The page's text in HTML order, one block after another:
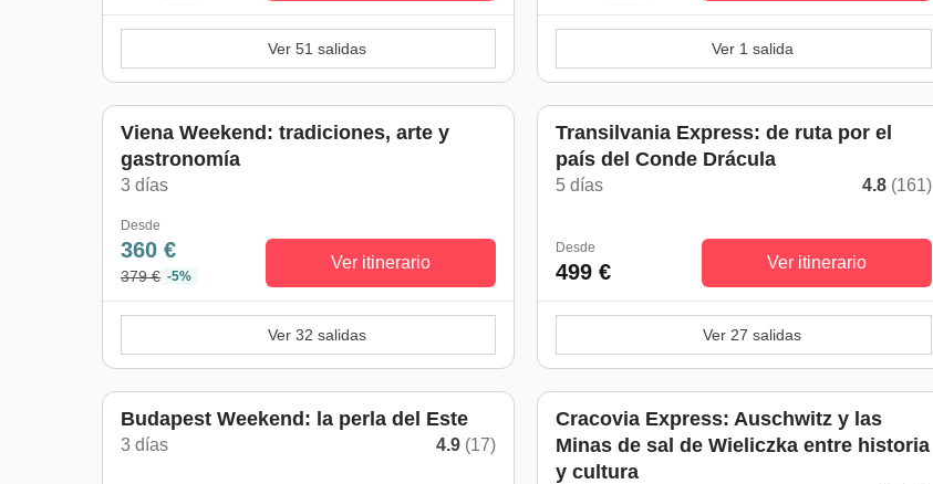
Ver 51 salidas Ver 1 salida
Viena Weekend: tradiciones, arte y
gastronomía
3 días
Desde
360 €
379 € -5%
Ver itinerario
Ver 32 salidas
Transilvania Express: de ruta por el
país del Conde Drácula
5 días 4.8 (161)
Desde
499 € Ver itinerario
Ver 27 salidas
Budapest Weekend: la perla del Este
3 días 4.9 (17)
Cracovia Express: Auschwitz y las
Minas de sal de Wieliczka entre historia
y cultura